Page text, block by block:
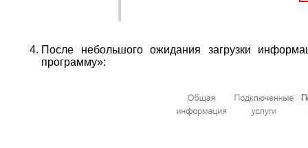
После небольшого ожидания загрузки
программу»: